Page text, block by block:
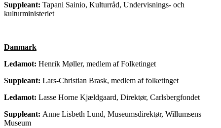
Suppleant: Tapani Sainio, Kulturråd, Undervisnings- och
kulturministeriet
Danmark
Ledamot: Henrik Møller, medlem af Folketinget
Suppleant: Lars-Christian Brask, medlem af folketinget
Ledamot: Lasse Horne Kjældgaard, Direktør, Carlsbergfondet
Suppleant: Anne Lisbeth Lund, Museumsdirektør, Willumsens
Museum